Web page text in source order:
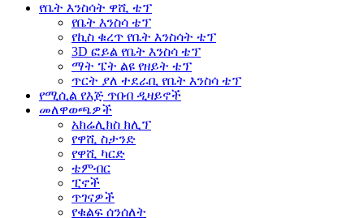
የቤት እንስሳት ዋሺ ቴፕ
የቤት እንስሳ ቴፕ
የኪስ ቁረጥ የቤት እንስሳት ቴፕ
3D ፎይል የቤት እንስሳ ቴፕ
ማት ፔት ልዩ የዘይት ቴፕ
ጥርት ያለ ተደራቢ የቤት እንስሳ ቴፕ
የሚሲል የእጅ ጥበብ ዲዛይኖች
መለዋወጫዎች
አክሬሊክስ ክሊፕ
የዋሺ ስታንድ
የዋሺ ካርድ
ቴምብር
ፒኖች
ጥገናዎች
የቁልፍ ሰንሰለት